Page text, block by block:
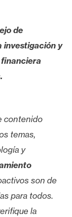
de
investigación y
contenido
temas,
y
son de
para todos.
la